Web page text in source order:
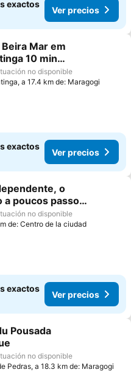
exactos
Ver precios
a favoritos
Mar em
10 min
no disponible
a 17.4 km de: Maragogi
exactos
Ver precios
a favoritos
o
a poucos passos
no disponible
de: Centro de la ciudad
exactos
Ver precios
a favoritos
Pousada
no disponible
Pedras, a 18.3 km de: Maragogi